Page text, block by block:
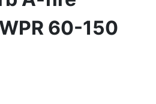
60-150